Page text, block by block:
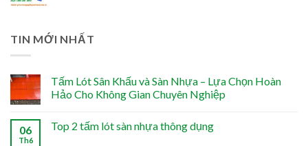
TIN MỚI NHẤT
Tấm Lót Sân Khấu và Sàn Nhựa – Lựa Chọn Hoàn
Hảo Cho Không Gian Chuyên Nghiệp
06
Th6
Top 2 tấm lót sàn nhựa thông dụng